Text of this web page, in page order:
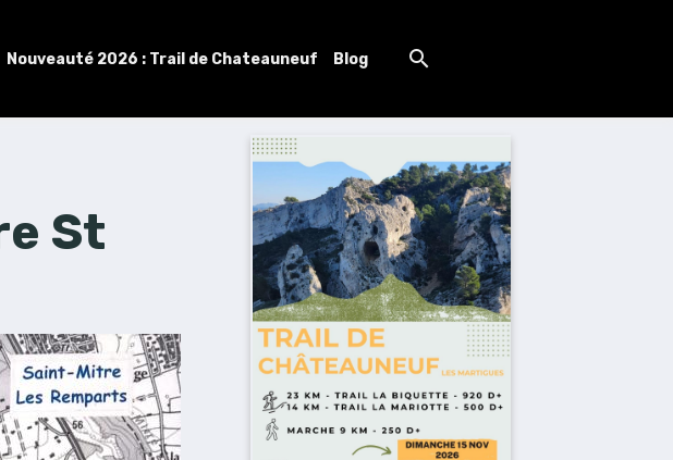
Nouveauté 2026 : Trail de Chateauneuf Blog
St